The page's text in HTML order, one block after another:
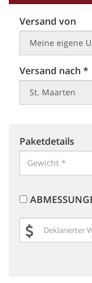
Versand von
Versand nach *
Paketdetails